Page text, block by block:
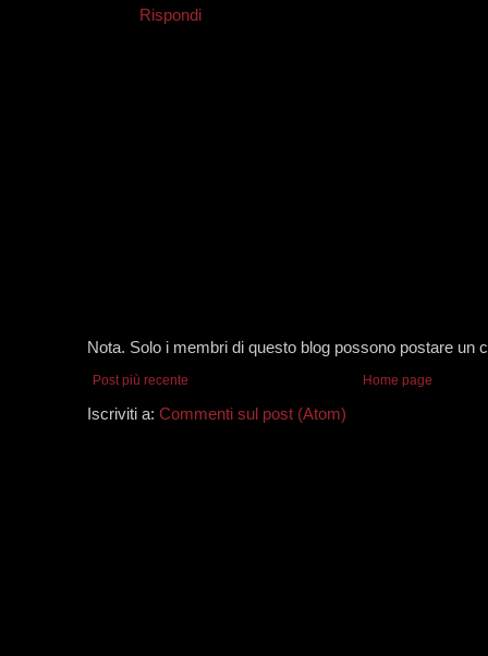
Rispondi
Nota. Solo i membri di questo blog possono postare un
Post più recente Home page
Iscriviti a: Commenti sul post (Atom)